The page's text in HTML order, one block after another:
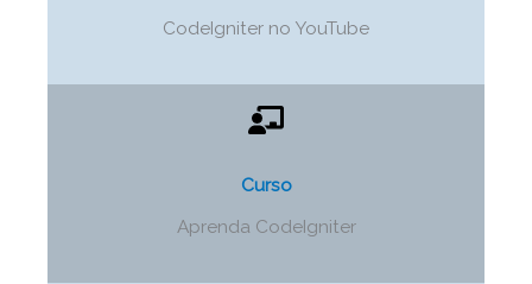
CodeIgniter no YouTube
Curso
Aprenda CodeIgniter